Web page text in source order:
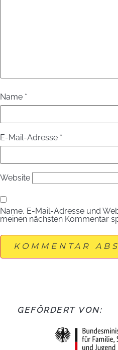
Name *
E-Mail-Adresse *
Website
Name, E-Mail-Adresse und
meinen nächsten Kommentar
GEFÖRDERT VON: